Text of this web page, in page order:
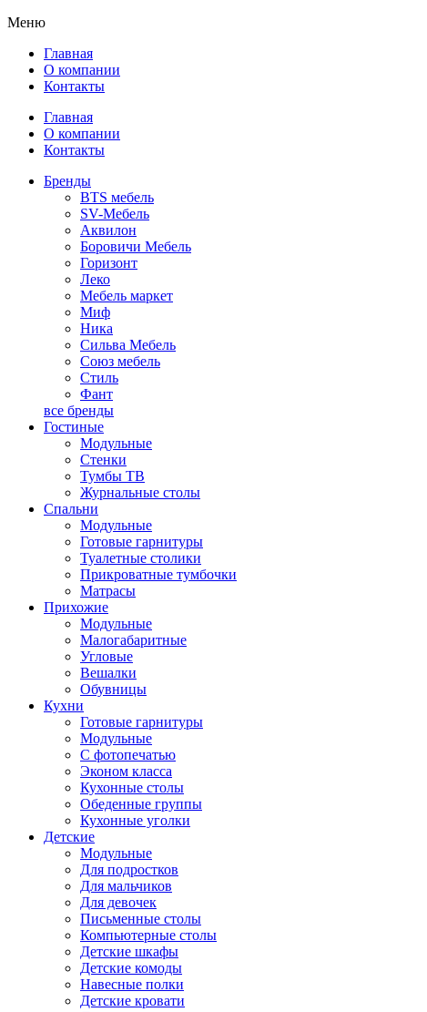
Меню
Главная
О компании
Контакты
Главная
О компании
Контакты
Бренды
BTS мебель
SV-Мебель
Аквилон
Боровичи Мебель
Горизонт
Леко
Мебель маркет
Миф
Ника
Сильва Мебель
Союз мебель
Стиль
Фант
все бренды
Гостиные
Модульные
Стенки
Тумбы ТВ
Журнальные столы
Спальни
Модульные
Готовые гарнитуры
Туалетные столики
Прикроватные тумбочки
Матрасы
Прихожие
Модульные
Малогабаритные
Угловые
Вешалки
Обувницы
Кухни
Готовые гарнитуры
Модульные
С фотопечатью
Эконом класса
Кухонные столы
Обеденные группы
Кухонные уголки
Детские
Модульные
Для подростков
Для мальчиков
Для девочек
Письменные столы
Компьютерные столы
Детские шкафы
Детские комоды
Навесные полки
Детские кровати